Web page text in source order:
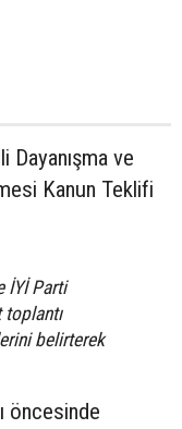
Dayanışma ve
Kanun Teklifi
İYİ Parti
belirterek
öncesinde